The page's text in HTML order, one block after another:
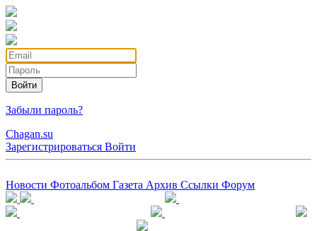
Войти
Забыли пароль?
Chagan.su
Зарегистрироваться Войти
Новости Фотоальбом Газета Архив Ссылки Форум